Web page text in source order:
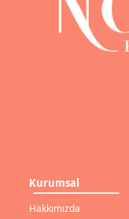
Kurumsal
Hakkımızda